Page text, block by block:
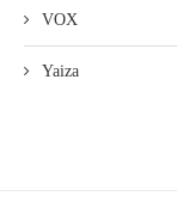
VOX
Yaiza